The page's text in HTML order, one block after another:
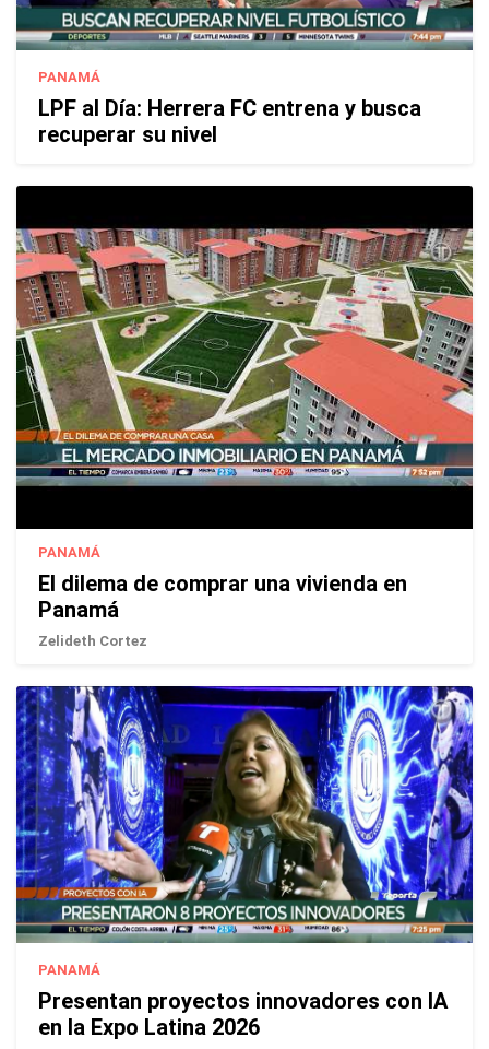
PANAMÁ
LPF al Día: Herrera FC entrena y busca
recuperar su nivel
PANAMÁ
El dilema de comprar una vivienda en
Panamá
Zelideth Cortez
PANAMÁ
Presentan proyectos innovadores con IA
en la Expo Latina 2026